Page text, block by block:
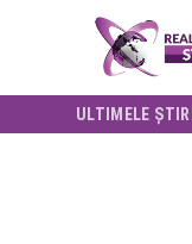
ULTIMELE ȘTIRI